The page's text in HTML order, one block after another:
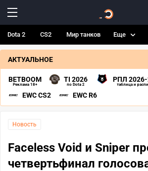
Dota 2 CS2 Мир танков Еще
АКТУАЛЬНОЕ
BETBOOM
Реклама 18+
TI 2026
по Dota 2
РПЛ
таблица и
EWC CS2 EWC R6
Новость
Faceless Void и Sniper
четвертьфинал